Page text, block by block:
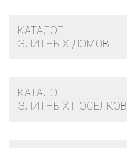
КАТАЛОГ
ЭЛИТНЫХ ДОМОВ
КАТАЛОГ
ЭЛИТНЫХ ПОСЕЛКОВ